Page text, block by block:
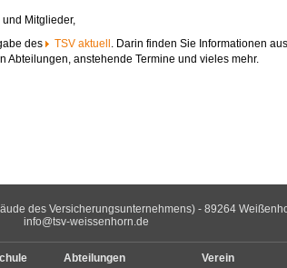
Mitglieder,
des
TSV aktuell . Darin finden Sie Informationen aus
Abteilungen, anstehende Termine und vieles mehr.
des Versicherungsunternehmens) - 89264
info@tsv-weissenhorn.de
Abteilungen Verein